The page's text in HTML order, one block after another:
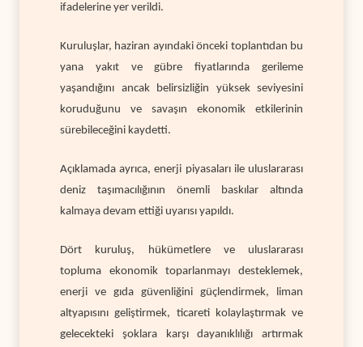
ifadelerine yer verildi.
Kuruluşlar, haziran ayındaki önceki toplantıdan bu
yana yakıt ve gübre fiyatlarında gerileme
yaşandığını ancak belirsizliğin yüksek seviyesini
koruduğunu ve savaşın ekonomik etkilerinin
sürebileceğini kaydetti.
Açıklamada ayrıca, enerji piyasaları ile uluslararası
deniz taşımacılığının önemli baskılar altında
kalmaya devam ettiği uyarısı yapıldı.
Dört kuruluş, hükümetlere ve uluslararası
topluma ekonomik toparlanmayı desteklemek,
enerji ve gıda güvenliğini güçlendirmek, liman
altyapısını geliştirmek, ticareti kolaylaştırmak ve
gelecekteki şoklara karşı dayanıklılığı artırmak